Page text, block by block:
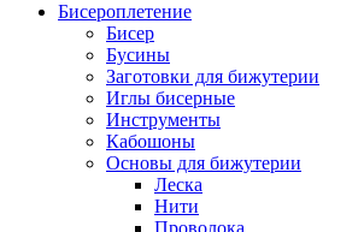
Бисероплетение
Бисер
Бусины
Заготовки для бижутерии
Иглы бисерные
Инструменты
Кабошоны
Основы для бижутерии
Леска
Нити
Проволока